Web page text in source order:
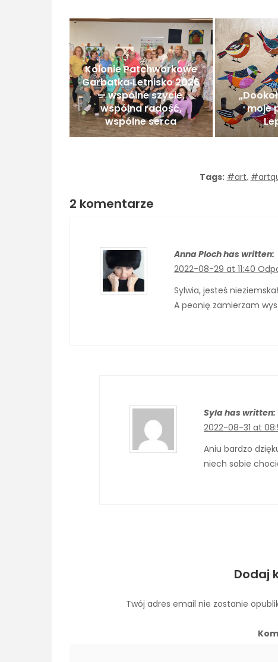
Kolonie Patchworkowe
Garbatka‑Letnisko 2026
— wspólne szycie,
wspólna radość,
wspólne serca
moje
Tags: #art,
2 komentarze
Anna Ploch has written:
2022-08-29 at 11:40
Sylwia, jesteś
A peonię zamierzam
Syla has written:
2022-08-31 at
Aniu bardzo
niech sobie
Dodaj
Twój adres email nie zostanie